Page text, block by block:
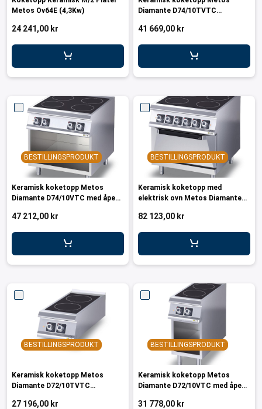
Metos Ov64E (4,3Kw)
24 241,00 kr
Diamante D74/10TVTC
41 669,00 kr
BESTILLINGSPRODUKT
Keramisk koketopp Metos
Diamante D74/10VTC med åpent
47 212,00 kr
BESTILLINGSPRODUKT
Keramisk koketopp med
elektrisk ovn Metos Diamante
82 123,00 kr
BESTILLINGSPRODUKT
Keramisk koketopp Metos
Diamante D72/10TVTC
27 196,00 kr
BESTILLINGSPRODUKT
Keramisk koketopp Metos
Diamante D72/10VTC med åpent
31 778,00 kr